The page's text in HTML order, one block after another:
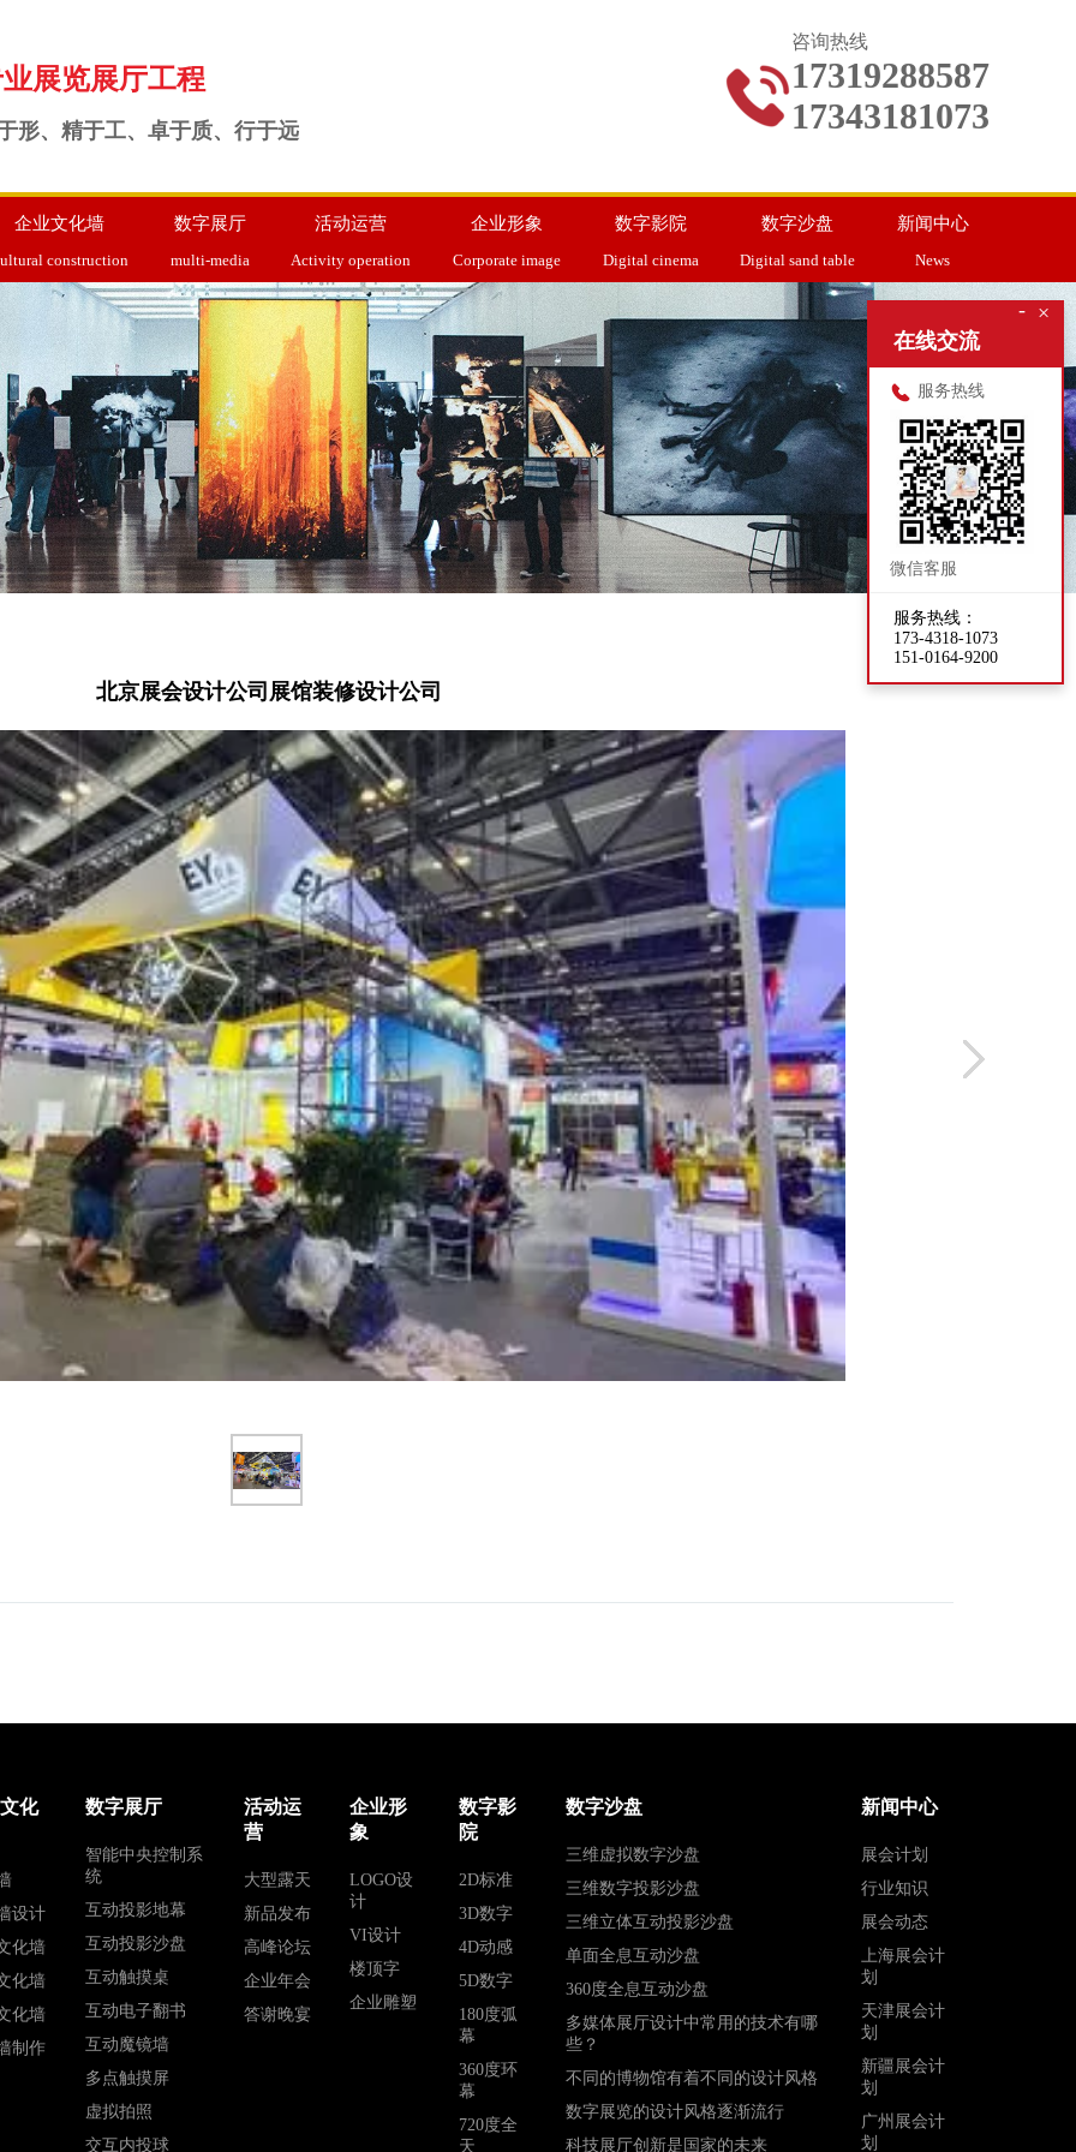
展览展厅工程
形、精于工、卓于质、行于远
咨询热线
17319288587
17343181073
企业文化墙
construction
数字展厅
multi-media
活动运营
Activity operation
企业形象
Corporate image
数字影院
Digital cinema
数字沙盘
Digital sand table
新闻中心
News
北京展会设计公司展馆装修设计公司
×
-
在线交流
服务热线
微信客服
服务热线：
173-4318-1073
151-0164-9200
化
设计
化墙
化墙
化墙
制作
数字展厅
智能中央控制系
统
互动投影地幕
互动投影沙盘
互动触摸桌
互动电子翻书
互动魔镜墙
多点触摸屏
虚拟拍照
交互内投球
活动运
营
大型露天
新品发布
高峰论坛
企业年会
答谢晚宴
企业形
象
LOGO设
计
VI设计
楼顶字
企业雕塑
数字影
院
2D标准
3D数字
4D动感
5D数字
180度弧
幕
360度环
幕
720度全
天
数字沙盘
三维虚拟数字沙盘
三维数字投影沙盘
三维立体互动投影沙盘
单面全息互动沙盘
360度全息互动沙盘
多媒体展厅设计中常用的技术有哪
些？
不同的博物馆有着不同的设计风格
数字展览的设计风格逐渐流行
科技展厅创新是国家的未来
新闻中心
展会计划
行业知识
展会动态
上海展会计
划
天津展会计
划
新疆展会计
划
广州展会计
划